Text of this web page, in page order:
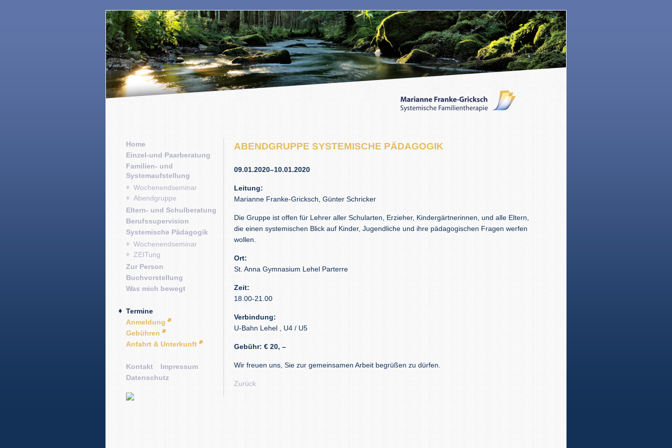
Home
Einzel-und Paarberatung
Familien- und
Systemaufstellung
Wochenendseminar
Abendgruppe
Eltern- und Schulberatung
Berufssupervision
Systemische Pädagogik
Wochenendseminar
ZEITung
Zur Person
Buchvorstellung
Was mich bewegt
Termine
Anmeldung
Gebühren
Anfahrt & Unterkunft
Kontakt
Impressum
Datenschutz
ABENDGRUPPE SYSTEMISCHE PÄDAGOGIK
09.01.2020–10.01.2020
Leitung:
Marianne Franke-Gricksch, Günter Schricker
Die Gruppe ist offen für Lehrer aller Schularten, Erzieher, Kindergärtnerinnen, und alle Eltern,
die einen systemischen Blick auf Kinder, Jugendliche und ihre pädagogischen Fragen werfen
wollen.
Ort:
St. Anna Gymnasium Lehel Parterre
Zeit:
18.00-21.00
Verbindung:
U-Bahn Lehel , U4 / U5
Gebühr: € 20, –
Wir freuen uns, Sie zur gemeinsamen Arbeit begrüßen zu dürfen.
Zurück